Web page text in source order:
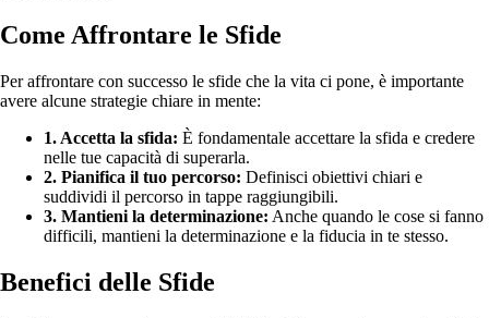
Come Affrontare le Sfide
Per affrontare con successo le sfide che la vita ci pone, è importante
avere alcune strategie chiare in mente:
1. Accetta la sfida: È fondamentale accettare la sfida e credere
nelle tue capacità di superarla.
2. Pianifica il tuo percorso: Definisci obiettivi chiari e
suddividi il percorso in tappe raggiungibili.
3. Mantieni la determinazione: Anche quando le cose si fanno
difficili, mantieni la determinazione e la fiducia in te stesso.
Benefici delle Sfide